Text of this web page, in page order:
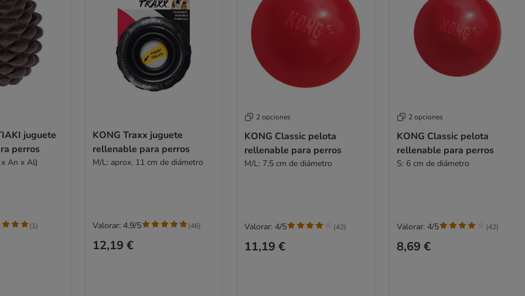
juguete
perros
An x Al)
(1)
KONG Traxx juguete
rellenable para perros
M/L: aprox. 11 cm de diámetro
12,19 €
Valorar: 4.9/5 (46)
2 opciones
KONG Classic pelota
rellenable para perros
M/L: 7,5 cm de diámetro
11,19 €
Valorar: 4/5 (42)
2 opciones
KONG Classic pelota
rellenable para perros
S: 6 cm de diámetro
8,69 €
Valorar: 4/5 (42)